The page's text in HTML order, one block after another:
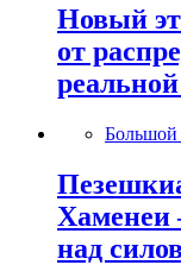
Новый
от
Большой
Хаменеи
над